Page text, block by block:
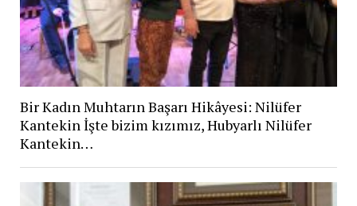
Bir Kadın Muhtarın Başarı Hikâyesi: Nilüfer
Kantekin İşte bizim kızımız, Hubyarlı Nilüfer
Kantekin…